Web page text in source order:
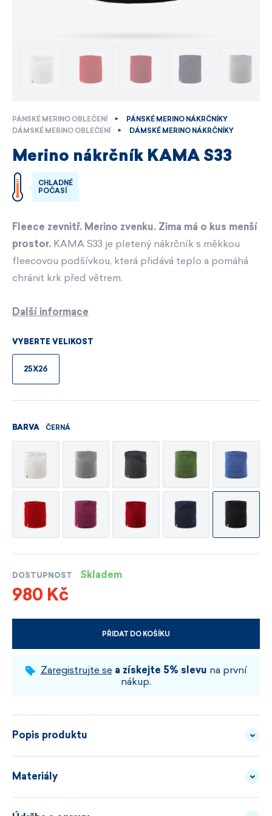
PÁNSKÉ MERINO OBLEČENÍ
PÁNSKÉ MERINO NÁKRČNÍKY
DÁMSKÉ MERINO OBLEČENÍ
DÁMSKÉ MERINO NÁKRČNÍKY
Merino nákrčník KAMA S33
CHLADNÉ
POČASÍ
Fleece zevnitř. Merino zvenku. Zima má o kus menší
prostor. KAMA S33 je pletený nákrčník s měkkou
fleecovou podšívkou, která přidává teplo a pomáhá
chránit krk před větrem.
Další informace
VYBERTE VELIKOST
25X26
BARVA ČERNÁ
DOSTUPNOST Skladem
980 Kč
PŘIDAT DO KOŠÍKU
VYBERTE VELIKOST A BARVU
Zaregistrujte se a získejte 5% slevu na první
nákup.
Popis produktu
Studený vzduch se nejradši dostává za límec. Tady
Materiály